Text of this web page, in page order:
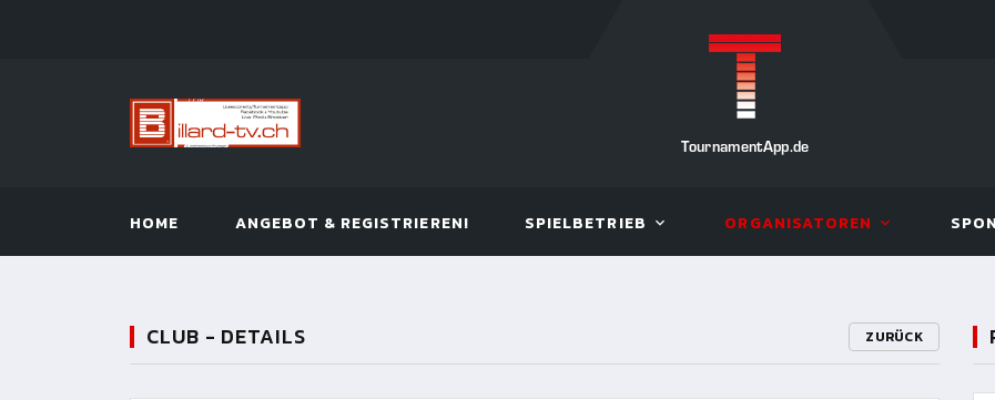
TournamentApp.de
HOME ANGEBOT & REGISTRIEREN! SPIELBETRIEB ORGANISATOREN
CLUB - DETAILS ZURÜCK